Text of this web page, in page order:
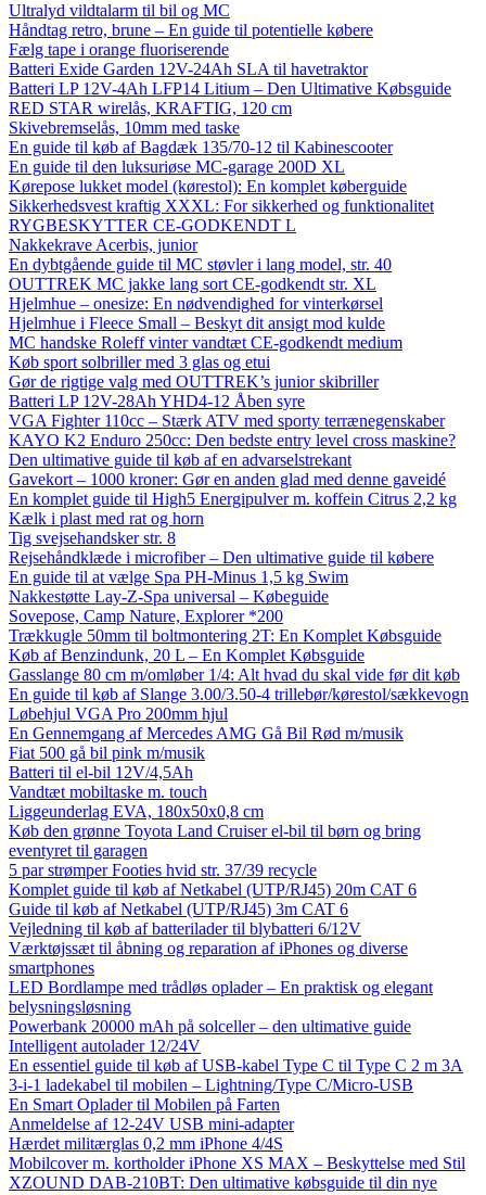
Ultralyd vildtalarm til bil og MC
Håndtag retro, brune – En guide til potentielle købere
Fælg tape i orange fluoriserende
Batteri Exide Garden 12V-24Ah SLA til havetraktor
Batteri LP 12V-4Ah LFP14 Litium – Den Ultimative Købsguide
RED STAR wirelås, KRAFTIG, 120 cm
Skivebremselås, 10mm med taske
En guide til køb af Bagdæk 135/70-12 til Kabinescooter
En guide til den luksuriøse MC-garage 200D XL
Kørepose lukket model (kørestol): En komplet køberguide
Sikkerhedsvest kraftig XXXL: For sikkerhed og funktionalitet
RYGBESKYTTER CE-GODKENDT L
Nakkekrave Acerbis, junior
En dybtgående guide til MC støvler i lang model, str. 40
OUTTREK MC jakke lang sort CE-godkendt str. XL
Hjelmhue – onesize: En nødvendighed for vinterkørsel
Hjelmhue i Fleece Small – Beskyt dit ansigt mod kulde
MC handske Roleff vinter vandtæt CE-godkendt medium
Køb sport solbriller med 3 glas og etui
Gør de rigtige valg med OUTTREK’s junior skibriller
Batteri LP 12V-28Ah YHD4-12 Åben syre
VGA Fighter 110cc – Stærk ATV med sporty terrænegenskaber
KAYO K2 Enduro 250cc: Den bedste entry level cross maskine?
Den ultimative guide til køb af en advarselstrekant
Gavekort – 1000 kroner: Gør en anden glad med denne gaveidé
En komplet guide til High5 Energipulver m. koffein Citrus 2,2 kg
Kælk i plast med rat og horn
Tig svejsehandsker str. 8
Rejsehåndklæde i microfiber – Den ultimative guide til købere
En guide til at vælge Spa PH-Minus 1,5 kg Swim
Nakkestøtte Lay-Z-Spa universal – Købeguide
Sovepose, Camp Nature, Explorer *200
Trækkugle 50mm til boltmontering 2T: En Komplet Købsguide
Køb af Benzindunk, 20 L – En Komplet Købsguide
Gasslange 80 cm m/omløber 1/4: Alt hvad du skal vide før dit køb
En guide til køb af Slange 3.00/3.50-4 trillebør/kørestol/sækkevogn
Løbehjul VGA Pro 200mm hjul
En Gennemgang af Mercedes AMG Gå Bil Rød m/musik
Fiat 500 gå bil pink m/musik
Batteri til el-bil 12V/4,5Ah
Vandtæt mobiltaske m. touch
Liggeunderlag EVA, 180x50x0,8 cm
Køb den grønne Toyota Land Cruiser el-bil til børn og bring
eventyret til garagen
5 par strømper Footies hvid str. 37/39 recycle
Komplet guide til køb af Netkabel (UTP/RJ45) 20m CAT 6
Guide til køb af Netkabel (UTP/RJ45) 3m CAT 6
Vejledning til køb af batterilader til blybatteri 6/12V
Værktøjssæt til åbning og reparation af iPhones og diverse
smartphones
LED Bordlampe med trådløs oplader – En praktisk og elegant
belysningsløsning
Powerbank 20000 mAh på solceller – den ultimative guide
Intelligent autolader 12/24V
En essentiel guide til køb af USB-kabel Type C til Type C 2 m 3A
3-i-1 ladekabel til mobilen – Lightning/Type C/Micro-USB
En Smart Oplader til Mobilen på Farten
Anmeldelse af 12-24V USB mini-adapter
Hærdet militærglas 0,2 mm iPhone 4/4S
Mobilcover m. kortholder iPhone XS MAX – Beskyttelse med Stil
XZOUND DAB-210BT: Den ultimative købsguide til din nye